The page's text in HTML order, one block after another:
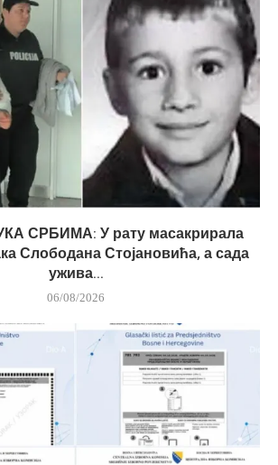
СРБИМА: У рату масакрирала
Слободана Стојановића, а сада
ужива...
06/08/2026